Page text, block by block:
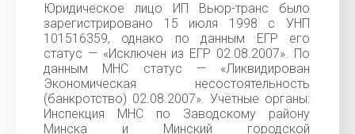
Юридическое лицо ИП Вьюр-транс было
зарегистрировано 15 июля 1998 с УНП
101516359, однако по данным ЕГР его
статус — «Исключен из ЕГР 02.08.2007». По
данным МНС статус — «Ликвидирован
Экономическая несостоятельность
(банкротство) 02.08.2007». Учётные органы:
Инспекция МНС по Заводскому району
Минска и Минский городской